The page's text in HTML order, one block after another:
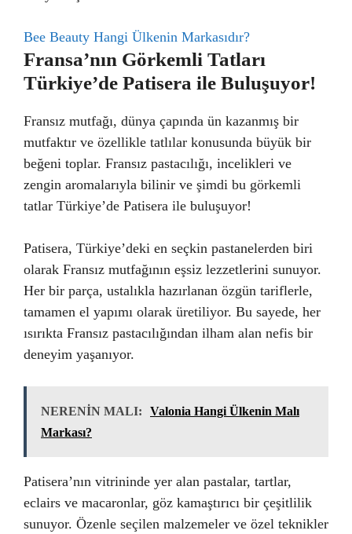
Bee Beauty Hangi Ülkenin Markasıdır?
Fransa’nın Görkemli Tatları
Türkiye’de Patisera ile Buluşuyor!
Fransız mutfağı, dünya çapında ün kazanmış bir
mutfaktır ve özellikle tatlılar konusunda büyük bir
beğeni toplar. Fransız pastacılığı, incelikleri ve
zengin aromalarıyla bilinir ve şimdi bu görkemli
tatlar Türkiye’de Patisera ile buluşuyor!
Patisera, Türkiye’deki en seçkin pastanelerden biri
olarak Fransız mutfağının eşsiz lezzetlerini sunuyor.
Her bir parça, ustalıkla hazırlanan özgün tariflerle,
tamamen el yapımı olarak üretiliyor. Bu sayede, her
ısırıkta Fransız pastacılığından ilham alan nefis bir
deneyim yaşanıyor.
NERENİN MALI:
Valonia Hangi Ülkenin Malı
Markası?
Patisera’nın vitrininde yer alan pastalar, tartlar,
eclairs ve macaronlar, göz kamaştırıcı bir çeşitlilik
sunuyor. Özenle seçilen malzemeler ve özel teknikler